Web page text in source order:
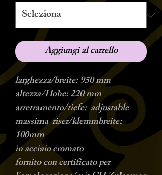
Aggiungi al carrello
larghezza/breite: 950 mm
altezza/Hohe: 220 mm
arretramento/tiefe: adjustable
massima riser/klemmbreite:
100mm
in acciaio cromato
fornito con certificato per